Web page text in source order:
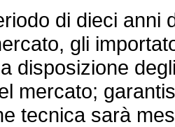
di dieci anni
gli
disposizione
mercato;
tecnica sarà